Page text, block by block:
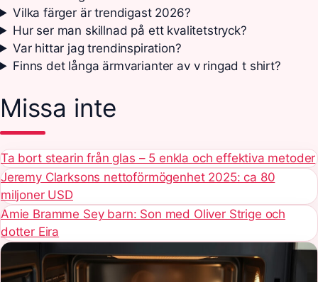
Vilka färger är trendigast 2026?
Hur ser man skillnad på ett kvalitetstryck?
Var hittar jag trendinspiration?
Finns det långa ärmvarianter av v ringad t shirt?
Missa inte
Ta bort stearin från glas – 5 enkla och effektiva metoder
Jeremy Clarksons nettoförmögenhet 2025: ca 80
miljoner USD
Amie Bramme Sey barn: Son med Oliver Strige och
dotter Eira